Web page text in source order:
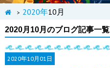
> 2020年10月
2020月10月のブログ記事一覧
2020年10月01日